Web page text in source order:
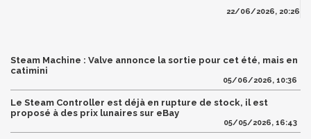
22/06/2026, 20:26
Steam Machine : Valve annonce la sortie pour cet été, mais en
catimini
05/06/2026, 10:36
Le Steam Controller est déjà en rupture de stock, il est
proposé à des prix lunaires sur eBay
05/05/2026, 16:43